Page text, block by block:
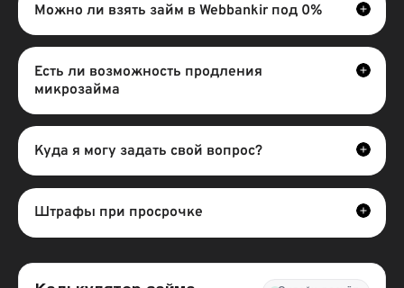
Можно ли взять займ в Webbankir под 0%
Есть ли возможность продления
микрозайма
Куда я могу задать свой вопрос?
Штрафы при просрочке